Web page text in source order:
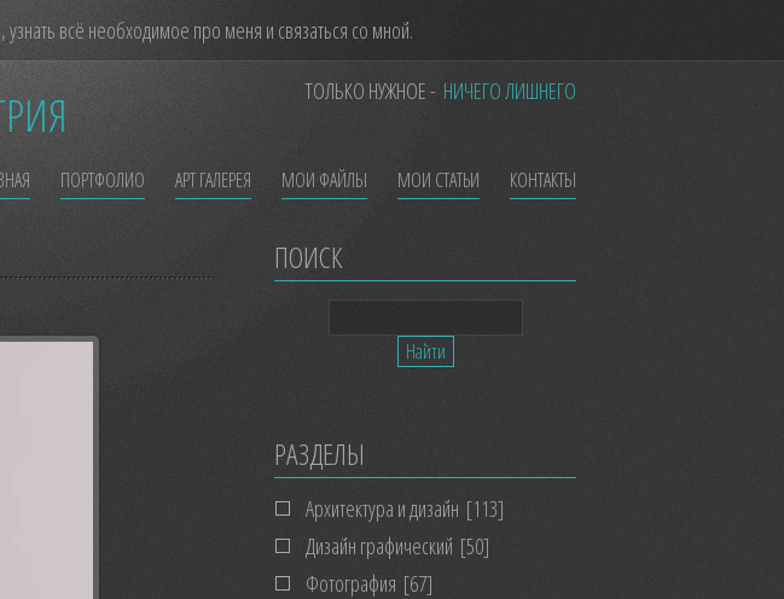
всё необходимое про меня и связаться со мной.
ТОЛЬКО НУЖНОЕ - НИЧЕГО ЛИШНЕГО
ПОРТФОЛИО АРТ ГАЛЕРЕЯ МОИ ФАЙЛЫ МОИ СТАТЬИ КОНТАКТЫ
ПОИСК
РАЗДЕЛЫ
Архитектура и дизайн [113]
Дизайн графический [50]
Фотография [67]